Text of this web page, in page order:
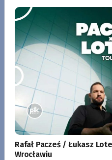
Rafał Pacześ / Łukasz
Wrocławiu